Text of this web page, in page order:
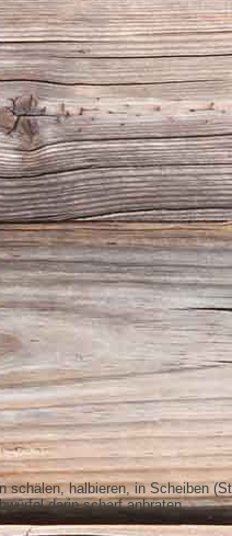
halbieren, in Scheiben
darin scharf anbraten.